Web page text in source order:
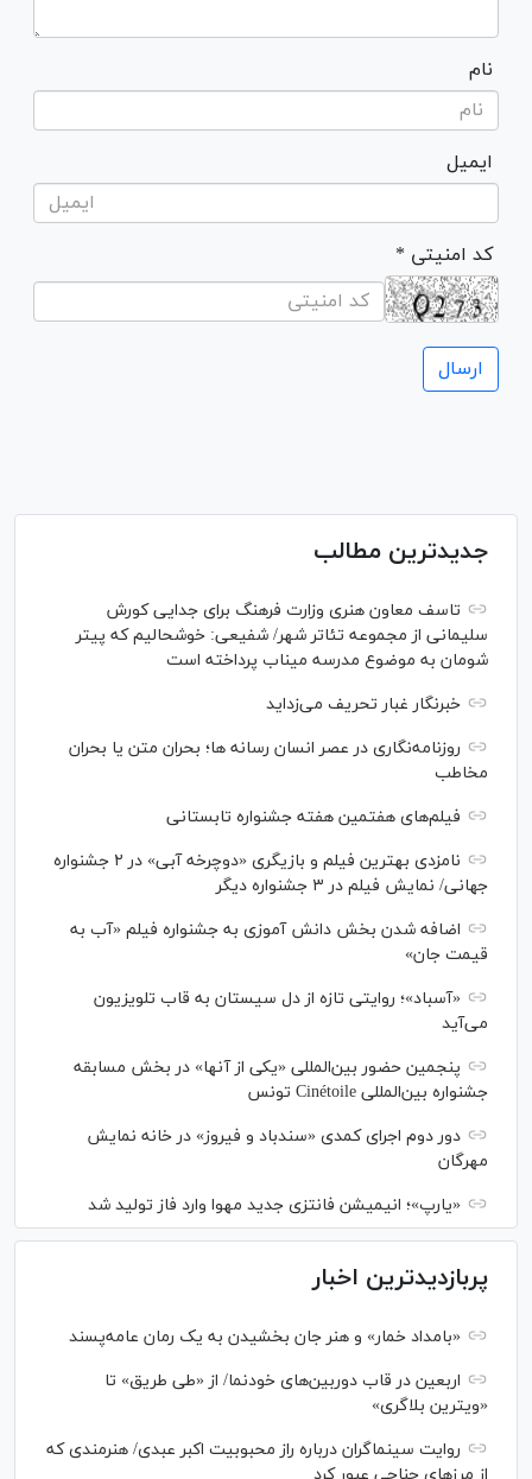
نام
ایمیل
* کد امنیتی
جدیدترین مطالب
تاسف معاون هنری وزارت فرهنگ برای جدایی کورش
سلیمانی از مجموعه تئاتر شهر/ شفیعی: خوشحالیم که پیتر
شومان به موضوع مدرسه میناب پرداخته است
خبرنگار غبار تحریف می‌زداید
روزنامه‌نگاری در عصر انسان رسانه ها؛ بحران متن یا بحران
مخاطب
فیلم‌های هفتمین هفته جشنواره تابستانی
نامزدی بهترین فیلم و بازیگری «دوچرخه آبی» در ۲ جشنواره
جهانی/ نمایش فیلم در ۳ جشنواره دیگر
اضافه شدن بخش دانش آموزی به جشنواره فیلم «آب به
قیمت جان»
«آسباد»؛ روایتی تازه از دل سیستان به قاب تلویزیون
می‌آید
پنجمین حضور بین‌المللی «یکی از آنها» در بخش مسابقه
جشنواره بین‌المللی Cinétoile تونس
دور دوم اجرای کمدی «سندباد و فیروز» در خانه نمایش
مهرگان
«یارپ»؛ انیمیشن فانتزی جدید مهوا وارد فاز تولید شد
پربازدیدترین اخبار
«بامداد خمار» و هنر جان بخشیدن به یک رمان عامه‌پسند
اربعین در قاب دوربین‌های خودنما/ از «طی طریق» تا
«ویترین بلاگری»
روایت سینماگران درباره راز محبوبیت اکبر عبدی/ هنرمندی که